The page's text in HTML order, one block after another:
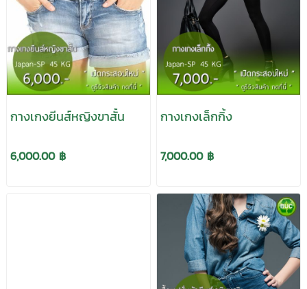
กางเกงยีนส์หญิงขาสั้น
6,000.00 ฿
กางเกงเล็กกิ้ง
7,000.00 ฿